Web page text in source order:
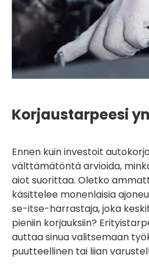
Korjaustarpeesi
Ennen kuin investoit
välttämätöntä arvioida,
aiot suorittaa. Oletko
käsittelee monenlaisia
se-itse-harrastaja, joka
pieniin korjauksiin?
auttaa sinua valitsemaan
puutteellinen tai liian